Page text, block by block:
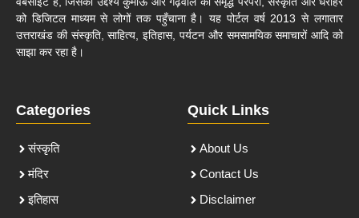
को डिजिटल माध्यम से लोगों तक पहुँचाना है। यह पोर्टल वर्ष 2013 से लगातार
उत्तराखंड की संस्कृति, साहित्य, इतिहास, पर्यटन और समसामयिक समाचारों आदि को
साझा कर रहा है।
Categories
संस्कृति
मंदिर
इतिहास
Quick Links
About Us
Contact Us
Disclaimer